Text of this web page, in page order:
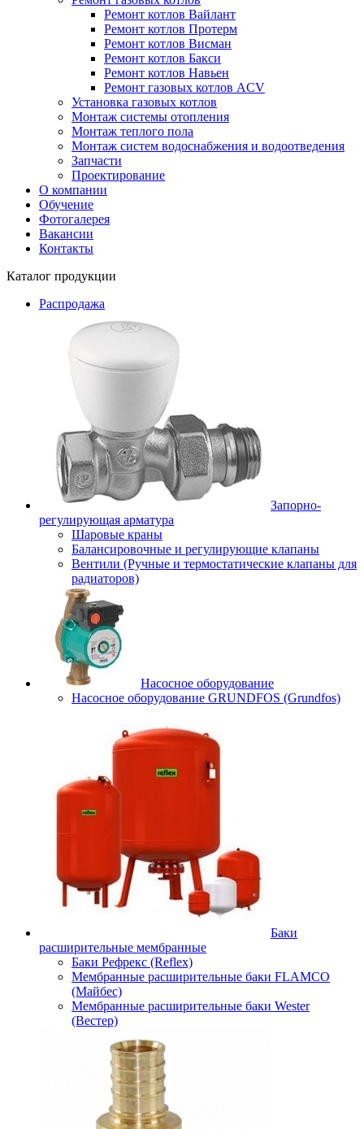
Ремонт котлов Вайлант
Ремонт котлов Протерм
Ремонт котлов Висман
Ремонт котлов Бакси
Ремонт котлов Навьен
Ремонт газовых котлов ACV
Установка газовых котлов
Монтаж системы отопления
Монтаж теплого пола
Монтаж систем водоснабжения и водоотведения
Запчасти
Проектирование
О компании
Обучение
Фотогалерея
Вакансии
Контакты
Каталог продукции
Распродажа
Запорно-
регулирующая арматура
Шаровые краны
Балансировочные и регулирующие клапаны
Вентили (Ручные и термостатические клапаны для
радиаторов)
Насосное оборудование
Насосное оборудование GRUNDFOS (Grundfos)
Баки
расширительные мембранные
Баки Рефрекс (Reflex)
Мембранные расширительные баки FLAMCO
(Майбес)
Мембранные расширительные баки Wester
(Вестер)